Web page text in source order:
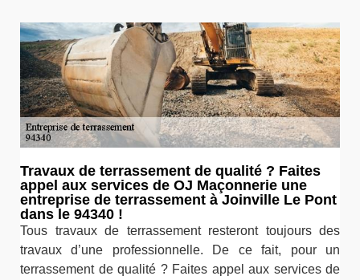
Travaux de terrassement de qualité ? Faites
appel aux services de OJ Maçonnerie une
entreprise de terrassement à Joinville Le Pont
dans le 94340 !
Tous travaux de terrassement resteront toujours des
travaux d’une professionnelle. De ce fait, pour un
terrassement de qualité ? Faites appel aux services de